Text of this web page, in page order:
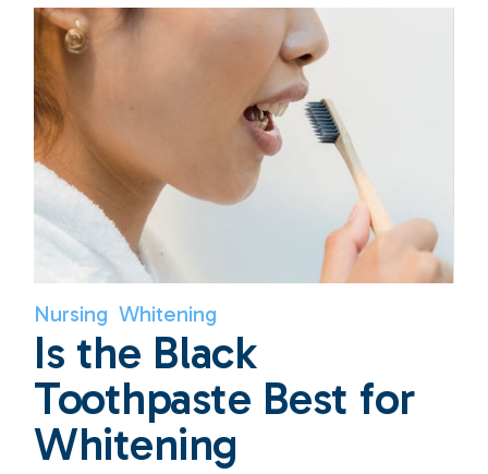
Nursing Whitening
Is the Black
Toothpaste Best for
Whitening